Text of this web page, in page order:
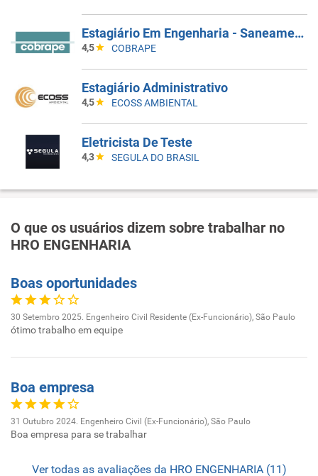
Estagiário Em Engenharia - Saneamento
4,5 COBRAPE
Estagiário Administrativo
4,5 ECOSS AMBIENTAL
Eletricista De Teste
4,3 SEGULA DO BRASIL
O que os usuários dizem sobre trabalhar no
HRO ENGENHARIA
Boas oportunidades
30 Setembro 2025. Engenheiro Civil Residente (Ex-Funcionário), São Paulo
ótimo trabalho em equipe
Boa empresa
31 Outubro 2024. Engenheiro Civil (Ex-Funcionário), São Paulo
Boa empresa para se trabalhar
Ver todas as avaliações da HRO ENGENHARIA (11)